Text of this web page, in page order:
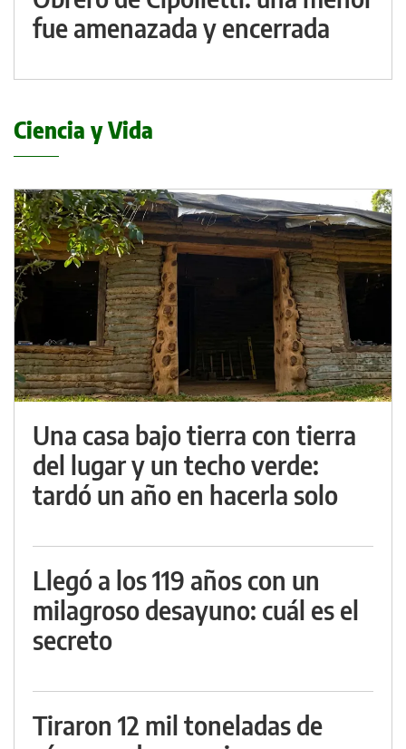
fue amenazada y encerrada
Ciencia y Vida
Una casa bajo tierra con tierra
del lugar y un techo verde:
tardó un año en hacerla solo
Llegó a los 119 años con un
milagroso desayuno: cuál es el
secreto
Tiraron 12 mil toneladas de